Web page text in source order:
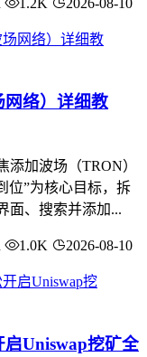
1.2K 2026-08-10
网络）详细教
添加波场（TRON）
位”为核心目标，拆
面、搜索并添加...
1.0K 2026-08-10
Uniswap挖矿全